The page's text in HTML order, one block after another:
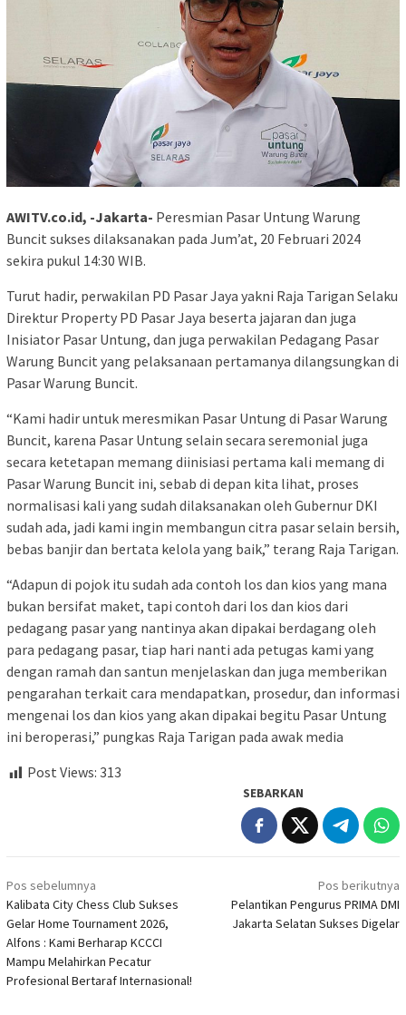
AWITV.co.id, -Jakarta- Peresmian Pasar Untung Warung
Buncit sukses dilaksanakan pada Jum’at, 20 Februari 2024
sekira pukul 14:30 WIB.
Turut hadir, perwakilan PD Pasar Jaya yakni Raja Tarigan Selaku
Direktur Property PD Pasar Jaya beserta jajaran dan juga
Inisiator Pasar Untung, dan juga perwakilan Pedagang Pasar
Warung Buncit yang pelaksanaan pertamanya dilangsungkan di
Pasar Warung Buncit.
“Kami hadir untuk meresmikan Pasar Untung di Pasar Warung
Buncit, karena Pasar Untung selain secara seremonial juga
secara ketetapan memang diinisiasi pertama kali memang di
Pasar Warung Buncit ini, sebab di depan kita lihat, proses
normalisasi kali yang sudah dilaksanakan oleh Gubernur DKI
sudah ada, jadi kami ingin membangun citra pasar selain bersih,
bebas banjir dan bertata kelola yang baik,” terang Raja Tarigan.
“Adapun di pojok itu sudah ada contoh los dan kios yang mana
bukan bersifat maket, tapi contoh dari los dan kios dari
pedagang pasar yang nantinya akan dipakai berdagang oleh
para pedagang pasar, tiap hari nanti ada petugas kami yang
dengan ramah dan santun menjelaskan dan juga memberikan
pengarahan terkait cara mendapatkan, prosedur, dan informasi
mengenai los dan kios yang akan dipakai begitu Pasar Untung
ini beroperasi,” pungkas Raja Tarigan pada awak media
Post Views: 313
SEBARKAN
Navigasi
pos
Pos sebelumnya
Kalibata City Chess Club Sukses
Gelar Home Tournament 2026,
Alfons : Kami Berharap KCCCI
Mampu Melahirkan Pecatur
Profesional Bertaraf Internasional!
Pos berikutnya
Pelantikan Pengurus PRIMA DMI
Jakarta Selatan Sukses Digelar